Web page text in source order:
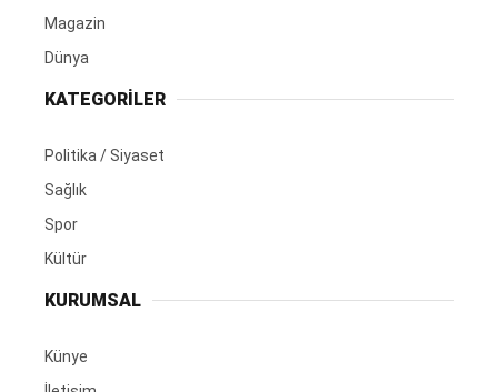
Magazin
Dünya
KATEGORİLER
Politika / Siyaset
Sağlık
Spor
Kültür
KURUMSAL
Künye